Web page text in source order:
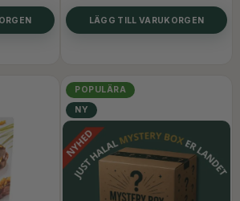
LÄGG TILL VARUKORGEN
POPULÄRA
NY